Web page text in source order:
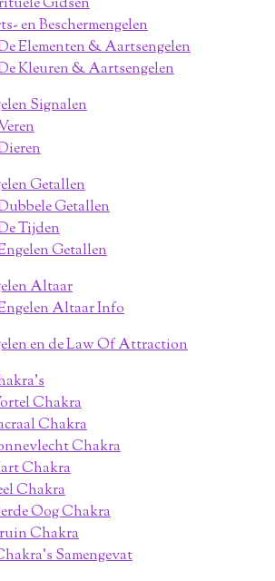
Gidsen
en Beschermengelen
Elementen & Aartsengelen
Kleuren & Aartsengelen
Signalen
Getallen
Getallen
Tijden
Getallen
Altaar
Altaar Info
en de Law Of Attraction
Chakra
Chakra
Chakra
Chakra
Chakra
Oog Chakra
Chakra
Samengevat